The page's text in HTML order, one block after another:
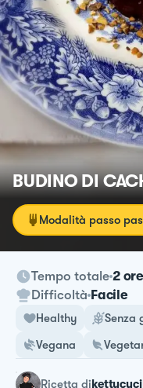
BUDINO DI
Modalità passo
Tempo totale 2
Difficoltà Facile
Healthy Senza
Vegana
ricetta di